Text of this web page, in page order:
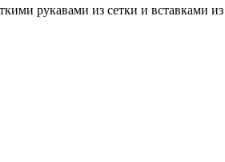
рукавами из сетки и вставками из